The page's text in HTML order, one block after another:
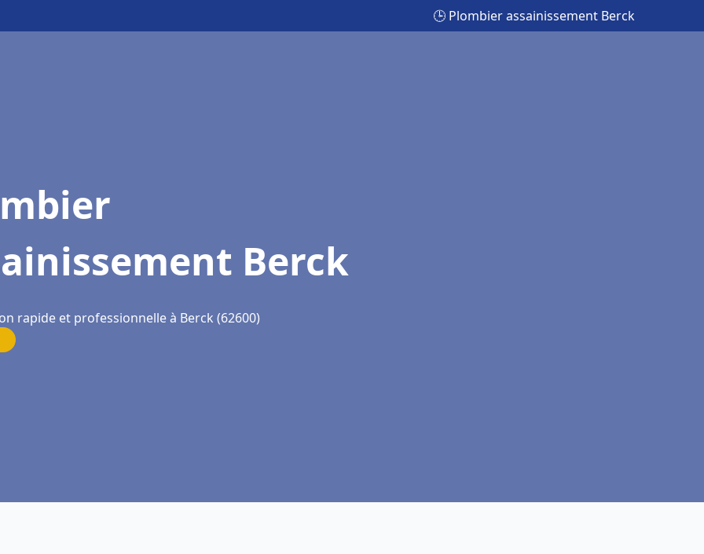
🕒 Plombier assainissement Berck
Berck
rapide et professionnelle à Berck (62600)